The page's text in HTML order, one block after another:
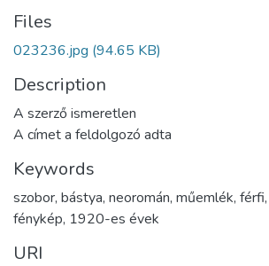
Files
023236.jpg (94.65 KB)
Description
A szerző ismeretlen
A címet a feldolgozó adta
Keywords
szobor, bástya, neoromán, műemlék, férfi,
fénykép, 1920-es évek
URI